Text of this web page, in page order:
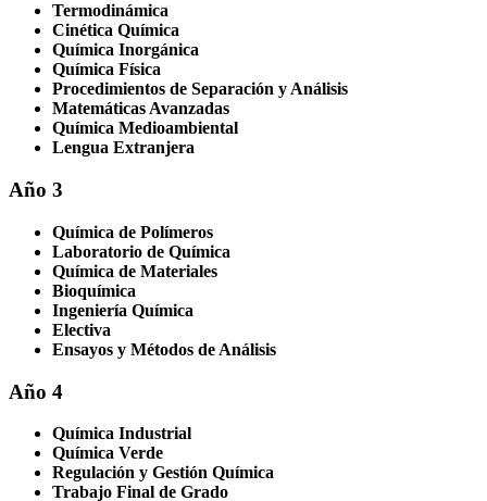
Termodinámica
Cinética Química
Química Inorgánica
Química Física
Procedimientos de Separación y Análisis
Matemáticas Avanzadas
Química Medioambiental
Lengua Extranjera
Año 3
Química de Polímeros
Laboratorio de Química
Química de Materiales
Bioquímica
Ingeniería Química
Electiva
Ensayos y Métodos de Análisis
Año 4
Química Industrial
Química Verde
Regulación y Gestión Química
Trabajo Final de Grado